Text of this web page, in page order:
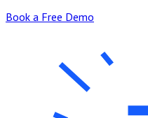
Book a Free Demo